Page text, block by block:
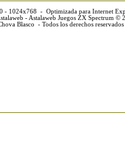
- 1024x768 - Optimizada para Internet
- Astalaweb Juegos ZX Spectrum ©
Blasco - Todos los derechos reservados